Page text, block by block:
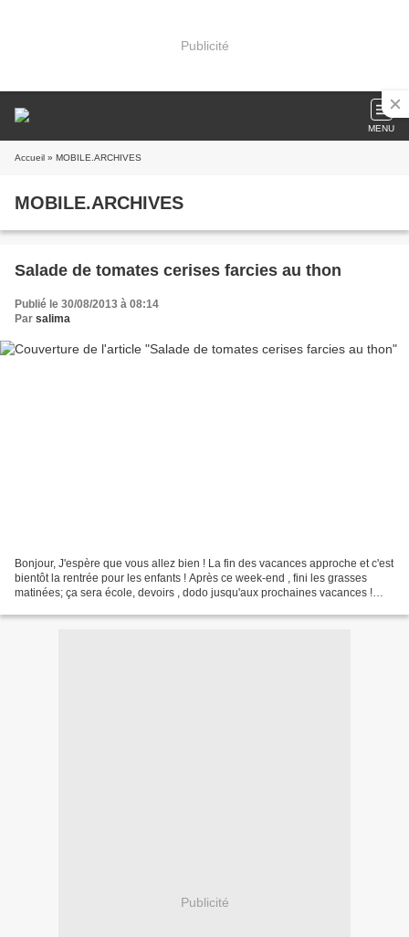
Publicité
MENU
Accueil » MOBILE.ARCHIVES
MOBILE.ARCHIVES
Salade de tomates cerises farcies au thon
Publié le 30/08/2013 à 08:14
Par salima
Bonjour, J'espère que vous allez bien ! La fin des vacances approche et c'est
bientôt la rentrée pour les enfants ! Après ce week-end , fini les grasses
matinées; ça sera école, devoirs , dodo jusqu'aux prochaines vacances !
Publicité